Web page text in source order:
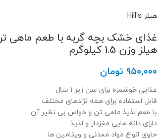
هیلز Hill's
هیلز وزن 1.5 کیلوگرم
۹۵۰,۰۰۰ تومان
غذایی خوشمزه برای سن زیر 1 سال
قابل استفاده برای همه نژادهای مختلف
با طعم لذیذ ماهی تن و خواص بی نظیر آن
دارای دانه هایی مغزدار و لذیذ
حاوی انواع مواد معدنی و ویتامین ها